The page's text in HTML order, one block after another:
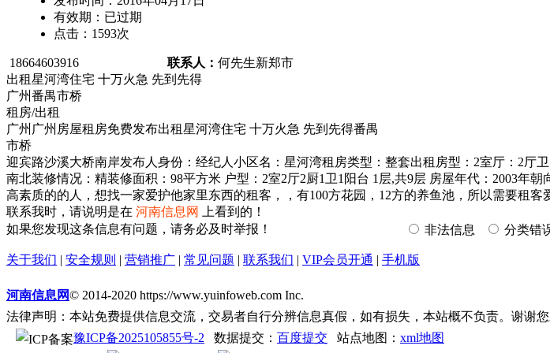
有效期： 已过期
点击： 1593次
18664603916 联系人： 何先生新郑市
出租星河湾住宅 十万火急 先到先得
广州番禺市桥
租房/出租
广州广州房屋租房免费发布出租星河湾住宅 十万火急 先到先得番禺
市桥
迎宾路沙溪大桥南岸发布人身份：经纪人小区名：星河湾租房类型：整套出租房型：2室厅：2厅
南北装修情况：精装修面积：98平方米 户型：2室2厅2厨1卫1阳台 1层,共9层 房屋年代：2003年
高素质的的人，想找一家爱护他家里东西的租客，，有100方花园，12方的养鱼池，所以需要租
联系我时，请说明是在 河南信息网
上看到的！
如果您发现这条信息有问题，请务必及时举报！
非法信息 分类错
关于我们 | 安全规则 | 营销推广 | 常见问题 | 联系我们 | VIP会员开通 | 手机版
河南信息网© 2014-2020 https://www.yuinfoweb.com Inc.
法律声明：本站免费提供信息交流，交易者自行分辨信息真假，如有损失，本站概不负责。谢谢
豫ICP备2025105855号-2 数据提交： 百度提交 站点地图： xml地图